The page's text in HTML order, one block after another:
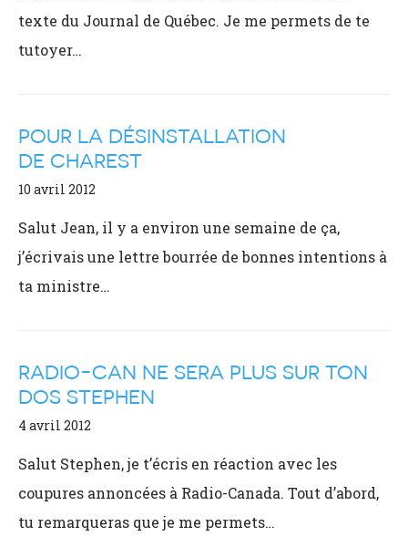
texte du Journal de Québec. Je me permets de te
tutoyer…
POUR LA DÉSINSTALLATION
DE CHAREST
10 avril 2012
Salut Jean, il y a environ une semaine de ça,
j’écrivais une lettre bourrée de bonnes intentions à
ta ministre…
RADIO-CAN NE SERA PLUS SUR TON
DOS STEPHEN
4 avril 2012
Salut Stephen, je t’écris en réaction avec les
coupures annoncées à Radio-Canada. Tout d’abord,
tu remarqueras que je me permets…